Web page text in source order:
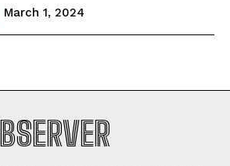
March 1, 2024